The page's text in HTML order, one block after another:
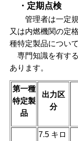
・ 定期点検
管理者は一定
又は内燃機関の定
種特定製品について
専門知識を有す
あります。
第一種
特定製
品
出力区
分
7.5 キロ